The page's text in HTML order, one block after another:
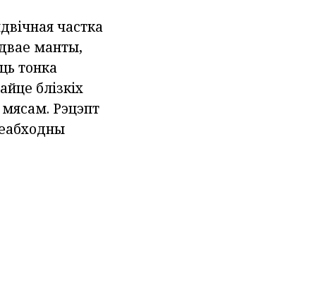
частка
манты,
тонка
блізкіх
Рэцэпт